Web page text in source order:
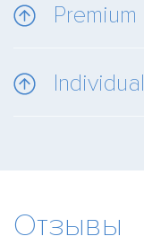
Premium
Individual
Отзывы